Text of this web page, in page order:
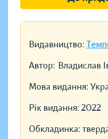
Видавництво:
Автор: Владислав
Мова видання:
Рік видання: 2022
Обкладинка: